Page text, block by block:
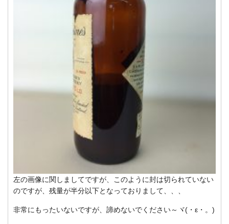
左の画像に関しましてですが、このように封は切られていない
のですが、残量が半分以下となっておりまして、、、
非常にもったいないですが、諦めないでください～ヾ(・ε・。)